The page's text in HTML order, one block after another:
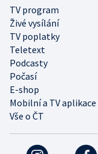
TV program
Živé vysílání
TV poplatky
Teletext
Podcasty
Počasí
E-shop
Mobilní a TV aplikace
Vše o ČT